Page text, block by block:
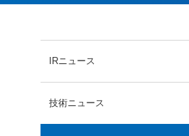
IRニュース
技術ニュース